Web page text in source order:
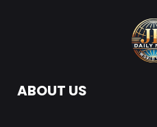
ABOUT US